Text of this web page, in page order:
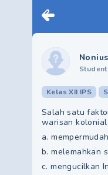
Student
Kelas XII IPS
Salah satu
warisan
a.
b. melemahkan
c. mengucilkan